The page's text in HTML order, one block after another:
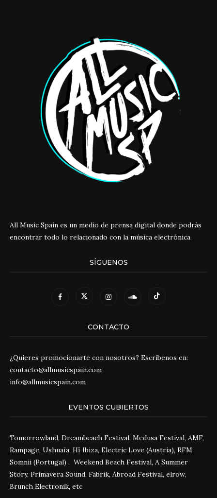
All Music Spain es un medio de prensa digital donde podrás
encontrar todo lo relacionado con la música electrónica.
SÍGUENOS
CONTACTO
¿Quieres promocionarte con nosotros? Escríbenos en:
contacto@allmusicspain.com
info@allmusicspain.com
EVENTOS CUBIERTOS
Tomorrowland, Dreambeach Festival, Medusa Festival, AMF,
Rampage, Ushuaïa, Hï Ibiza, Electric Love (Austria), RFM
Somnii (Portugal) , Weekend Beach Festival, A Summer
Story, Primavera Sound, Fabrik, Abroad Festival, elrow,
Brunch Electronik, etc